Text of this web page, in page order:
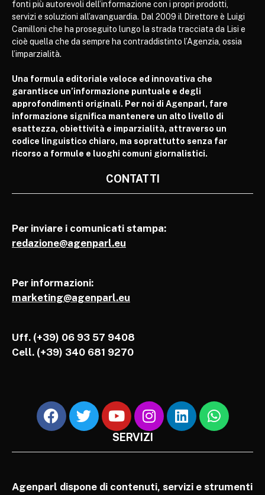
fonti più autorevoli dell’informazione con i propri prodotti,
servizi e soluzioni all’avanguardia. Dal 2009 il Direttore è Luigi
Camilloni che ha proseguito lungo la strada tracciata da Lisi e
cioè quella che da sempre ha contraddistinto l’Agenzia, ossia
l’imparzialità.
Una formula editoriale veloce ed innovativa che
garantisce un’informazione puntuale e degli
approfondimenti originali. Per noi di Agenparl, fare
informazione significa mantenere un alto livello di
esattezza, obiettività e imparzialità, attraverso un
codice linguistico chiaro, ma soprattutto senza far
ricorso a formule e luoghi comuni giornalistici.
CONTATTI
Per inviare i comunicati stampa:
redazione@agenparl.eu
Per informazioni:
marketing@agenparl.eu
Uff. (+39) 06 93 57 9408
Cell. (+39) 340 681 9270
SERVIZI
Agenparl dispone di contenuti, servizi e strumenti